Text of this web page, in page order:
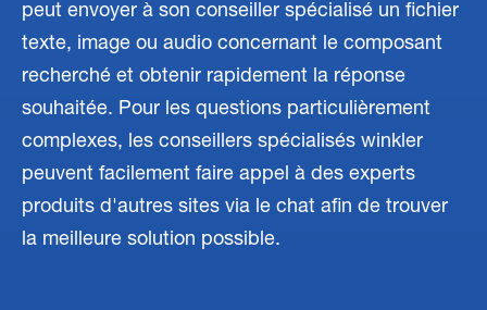
peut envoyer à son conseiller spécialisé un fichier
texte, image ou audio concernant le composant
recherché et obtenir rapidement la réponse
souhaitée. Pour les questions particulièrement
complexes, les conseillers spécialisés winkler
peuvent facilement faire appel à des experts
produits d'autres sites via le chat afin de trouver
la meilleure solution possible.